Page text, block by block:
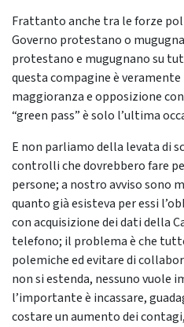
Frattanto anche tra le forze
Governo protestano o
protestano e mugugnano su
questa compagine è
maggioranza e opposizione
“green pass” è solo l’ultima
E non parliamo della levata di
controlli che dovrebbero fare
persone; a nostro avviso sono
quanto già esisteva per essi
con acquisizione dei dati della
telefono; il problema è che
polemiche ed evitare di
non si estenda, nessuno vuole
l’importante è incassare,
costare un aumento dei